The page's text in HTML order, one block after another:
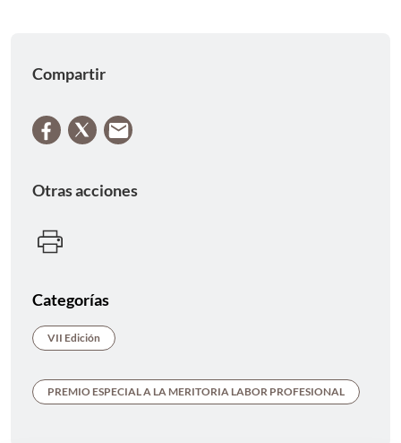
Compartir
Otras acciones
Categorías
VII Edición
PREMIO ESPECIAL A LA MERITORIA LABOR PROFESIONAL